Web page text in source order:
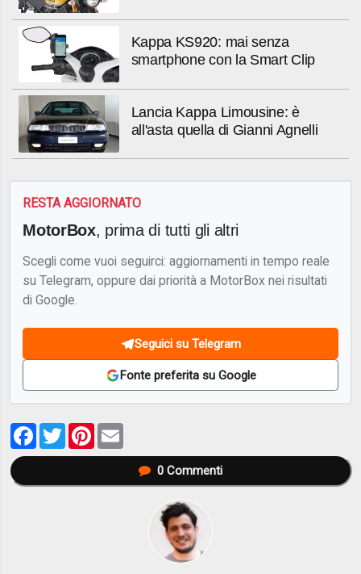
Kappa KS920: mai senza
smartphone con la Smart Clip
Lancia Kappa Limousine: è
all'asta quella di Gianni Agnelli
RESTA AGGIORNATO
MotorBox, prima di tutti gli altri
Scegli come vuoi seguirci: aggiornamenti in tempo reale
su Telegram, oppure dai priorità a MotorBox nei risultati
di Google.
Seguici su Telegram
Fonte preferita su Google
Facebook
TwitterPinterest
0Commenti